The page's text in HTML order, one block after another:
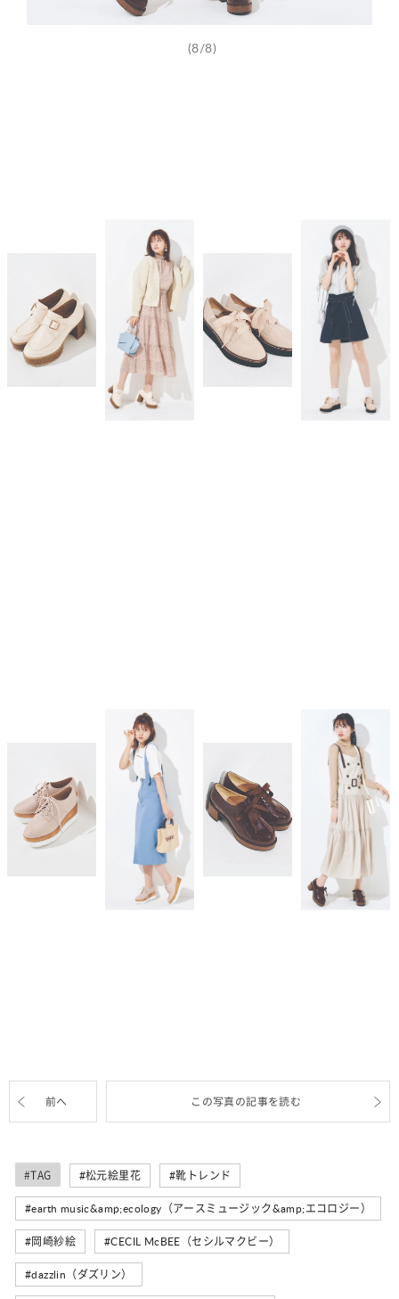
(8/8)
前へ この写真の記事を読む
#TAG 松元絵里花 靴トレンド
earth music&amp;ecology（アースミュージック&amp;エコロジー）
岡崎紗絵 CECIL McBEE（セシルマクビー）
dazzlin（ダズリン）